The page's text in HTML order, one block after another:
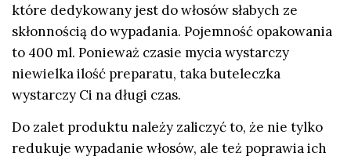
które dedykowany jest do włosów słabych ze
skłonnością do wypadania. Pojemność opakowania
to 400 ml. Ponieważ czasie mycia wystarczy
niewielka ilość preparatu, taka buteleczka
wystarczy Ci na długi czas.
Do zalet produktu należy zaliczyć to, że nie tylko
redukuje wypadanie włosów, ale też poprawia ich